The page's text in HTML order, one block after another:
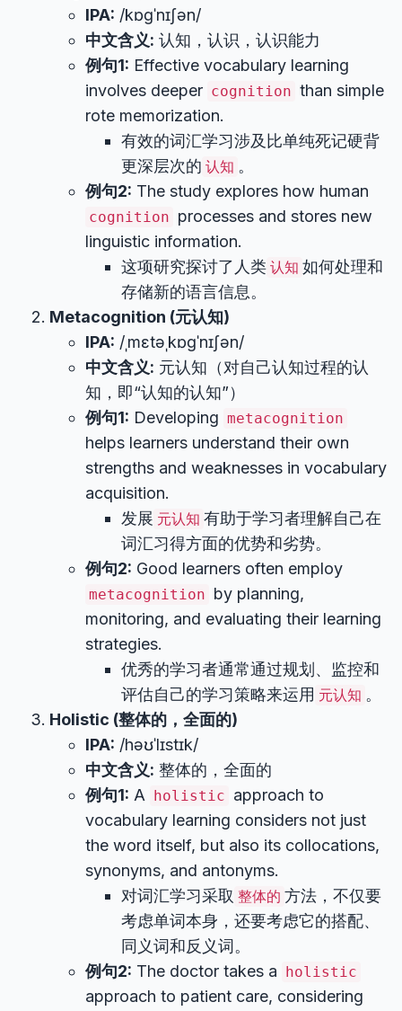
IPA: /kɒɡˈnɪʃən/
中文含义: 认知，认识，认识能力
例句1: Effective vocabulary learning
involves deeper cognition than simple
rote memorization.
有效的词汇学习涉及比单纯死记硬背
更深层次的 认知 。
例句2: The study explores how human
cognition processes and stores new
linguistic information.
这项研究探讨了人类 认知 如何处理和
存储新的语言信息。
Metacognition (元认知)
IPA: /ˌmɛtəˌkɒɡˈnɪʃən/
中文含义: 元认知（对自己认知过程的认
知，即“认知的认知”）
例句1: Developing metacognition
helps learners understand their own
strengths and weaknesses in vocabulary
acquisition.
发展 元认知 有助于学习者理解自己在
词汇习得方面的优势和劣势。
例句2: Good learners often employ
metacognition by planning,
monitoring, and evaluating their learning
strategies.
优秀的学习者通常通过规划、监控和
评估自己的学习策略来运用 元认知 。
Holistic (整体的，全面的)
IPA: /həʊˈlɪstɪk/
中文含义: 整体的，全面的
例句1: A holistic approach to
vocabulary learning considers not just
the word itself, but also its collocations,
synonyms, and antonyms.
对词汇学习采取 整体的 方法，不仅要
考虑单词本身，还要考虑它的搭配、
同义词和反义词。
例句2: The doctor takes a holistic
approach to patient care, considering